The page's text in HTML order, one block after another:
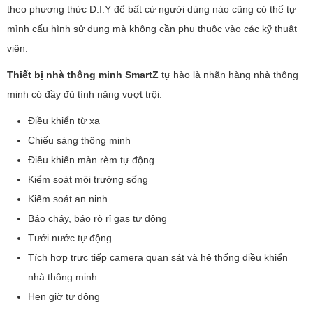
theo phương thức D.I.Y để bất cứ người dùng nào cũng có thể tự
mình cấu hình sử dụng mà không cần phụ thuộc vào các kỹ thuật
viên.
Thiết bị nhà thông minh SmartZ tự hào là nhãn hàng nhà thông
minh có đầy đủ tính năng vượt trội:
Điều khiển từ xa
Chiếu sáng thông minh
Điều khiển màn rèm tự động
Kiểm soát môi trường sống
Kiểm soát an ninh
Báo cháy, báo rò rỉ gas tự động
Tưới nước tự động
Tích hợp trực tiếp camera quan sát và hệ thống điều khiển
nhà thông minh
Hẹn giờ tự động